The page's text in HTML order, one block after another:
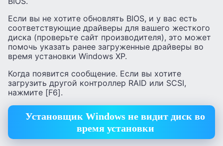
Если вы не хотите обновлять BIOS, и у вас есть
соответствующие драйверы для вашего жесткого
диска (проверьте сайт производителя), это может
помочь указать ранее загруженные драйверы во
время установки Windows XP.
Когда появится сообщение. Если вы хотите
загрузить другой контроллер RAID или SCSI,
нажмите [F6].
Установщик Windows не видит диск во
время установки